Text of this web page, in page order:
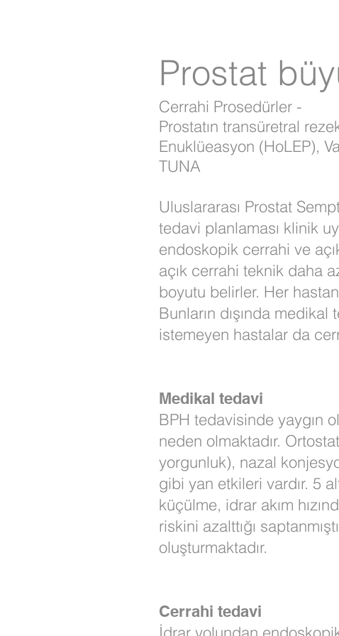
Prostat
Cerrahi Prosedürler -
Prostatın transüretral
Enuklüeasyon (HoLEP),
TUNA
Uluslararası Prostat
tedavi planlaması klinik
endoskopik cerrahi ve
açık cerrahi teknik daha
boyutu belirler. Her
Bunların dışında
istemeyen hastalar da
Medikal tedavi
BPH tedavisinde yaygın
neden olmaktadır.
yorgunluk), nazal
gibi yan etkileri vardır. 5
küçülme, idrar akım
riskini azalttığı
oluşturmaktadır.
Cerrahi tedavi